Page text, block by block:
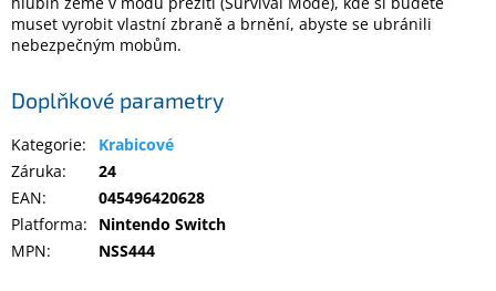
Elektronika
Domácnost
%
Black
Friday
muset vyrobit vlastní zbraně a brnění, abyste se ubránili
nebezpečným mobům.
Doplňkové parametry
Kategorie:
Krabicové
Záruka:
24
EAN:
045496420628
Platforma:
Nintendo Switch
MPN: NSS444